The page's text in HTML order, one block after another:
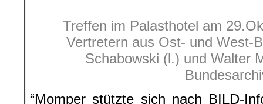
Treffen im Palasthotel am
Vertretern aus Ost- und West-
Schabowski (l.) und Walter
“Momper stützte sich nach BILD-